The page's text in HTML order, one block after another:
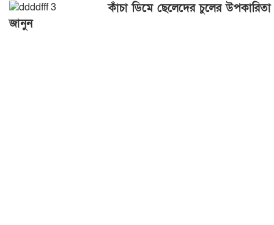
কাঁচা ডিমে ছেলেদের চুলের উপকারিতা
জানুন